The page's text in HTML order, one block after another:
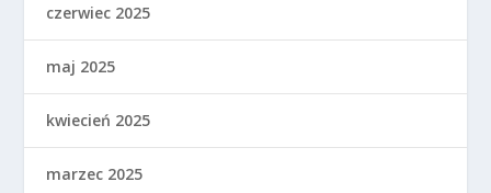
czerwiec 2025
maj 2025
kwiecień 2025
marzec 2025